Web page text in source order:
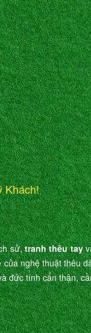
Khách!
sử,tranh thêu tay
nghệ thuật thêu
đức tính cẩn thận,